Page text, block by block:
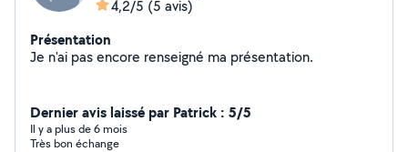
4,2/5 (5 avis)
Présentation
Je n'ai pas encore renseigné ma présentation.
Dernier avis laissé par Patrick : 5/5
Il y a plus de 6 mois
Très bon échange